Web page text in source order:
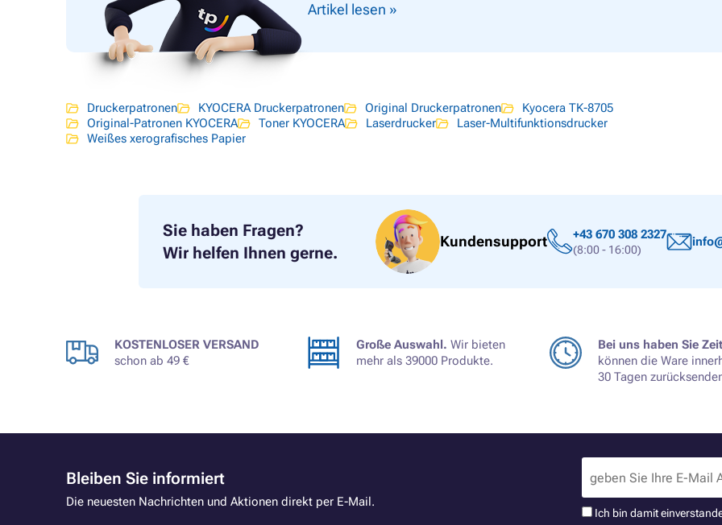
Artikel lesen »
Druckerpatronen KYOCERA Druckerpatronen Original Druckerpatronen
Kyocera TK-8705
Original-Patronen KYOCERA
Toner KYOCERA Laserdrucker
Laser-Multifunktionsdrucker
Weißes xerografisches Papier
Sie haben Fragen?
Wir helfen Ihnen gerne.
Kundensupport +43 670 308 2327
(8:00 - 16:00)
KOSTENLOSER VERSAND
schon ab 49 €
Große Auswahl. Wir bieten
mehr als 39000 Produkte.
Bei uns haben Sie
können die Ware
30 Tagen
Bleiben Sie informiert
Die neuesten Nachrichten und Aktionen direkt per E-Mail.
Ich bin damit